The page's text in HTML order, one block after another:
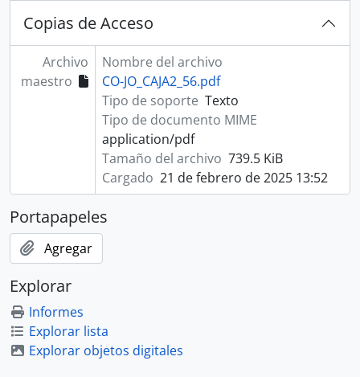
Copias de Acceso
Archivo
maestro
Nombre del archivo
CO-JO_CAJA2_56.pdf
Tipo de soporte Texto
Tipo de documento MIME
application/pdf
Tamaño del archivo 739.5 KiB
Cargado 21 de febrero de 2025 13:52
Portapapeles
Agregar
Explorar
Informes
Explorar lista
Explorar objetos digitales